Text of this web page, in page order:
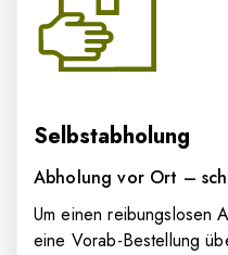
Selbstabholung
Abholung vor Ort –
Um einen reibungslosen
eine Vorab-Bestellung